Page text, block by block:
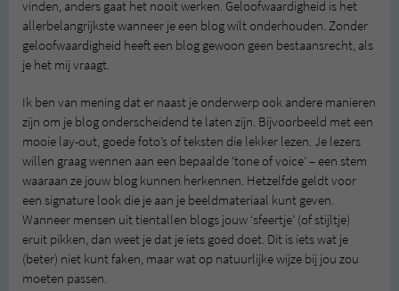
vinden, anders gaat het nooit werken. Geloofwaardigheid is het
allerbelangrijkste wanneer je een blog wilt onderhouden. Zonder
geloofwaardigheid heeft een blog gewoon geen bestaansrecht, als
je het mij vraagt.
Ik ben van mening dat er naast je onderwerp ook andere manieren
zijn om je blog onderscheidend te laten zijn. Bijvoorbeeld met een
mooie lay-out, goede foto’s of teksten die lekker lezen. Je lezers
willen graag wennen aan een bepaalde ‘tone of voice’ – een stem
waaraan ze jouw blog kunnen herkennen. Hetzelfde geldt voor
een signature look die je aan je beeldmateriaal kunt geven.
Wanneer mensen uit tientallen blogs jouw ‘sfeertje’ (of stijltje)
eruit pikken, dan weet je dat je iets goed doet. Dit is iets wat je
(beter) niet kunt faken, maar wat op natuurlijke wijze bij jou zou
moeten passen.